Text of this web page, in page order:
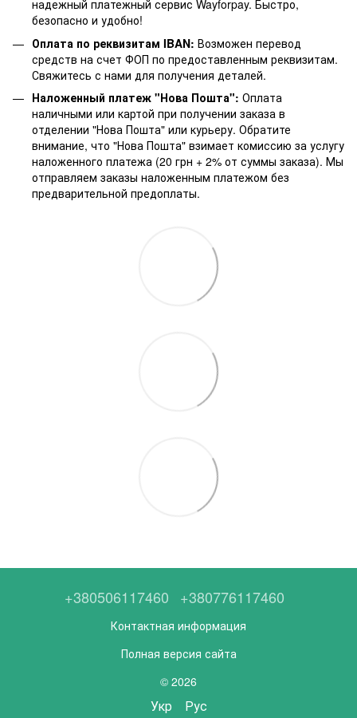
надежный платежный сервис Wayforpay. Быстро,
безопасно и удобно!
Оплата по реквизитам IBAN: Возможен перевод
средств на счет ФОП по предоставленным реквизитам.
Свяжитесь с нами для получения деталей.
Наложенный платеж "Нова Пошта": Оплата
наличными или картой при получении заказа в
отделении "Нова Пошта" или курьеру. Обратите
внимание, что "Нова Пошта" взимает комиссию за услугу
наложенного платежа (20 грн + 2% от суммы заказа). Мы
отправляем заказы наложенным платежом без
предварительной предоплаты.
+380506117460 +380776117460
Контактная информация
Полная версия сайта
© 2026
Укр Рус